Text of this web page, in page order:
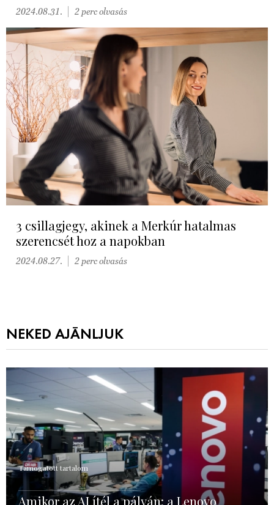
2024.08.31. 2 perc olvasás
3 csillagjegy, akinek a Merkúr hatalmas
szerencsét hoz a napokban
2024.08.27. 2 perc olvasás
NEKED AJÁNLJUK
Támogatott tartalom
Amikor az AI ítél a pályán: a Lenovo